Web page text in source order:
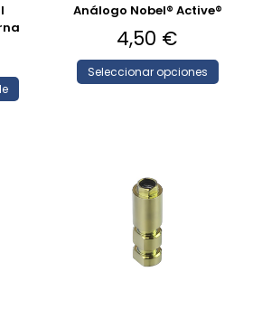
Análogo Nobel® Active®
4,50 €
Seleccionar opciones